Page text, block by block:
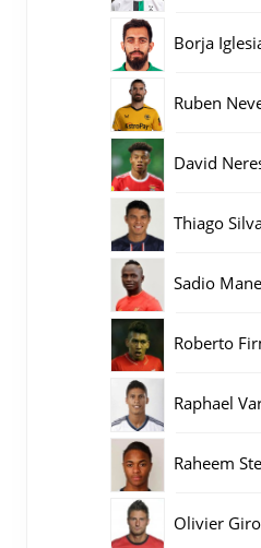
Borja
Ruben
David
Thiago
Sadio Mane
Roberto
Raphael
Raheem
Olivier